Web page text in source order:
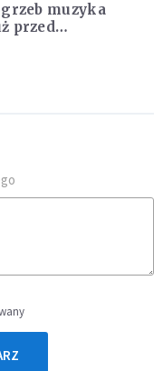
muzyka
przed
Powodem była